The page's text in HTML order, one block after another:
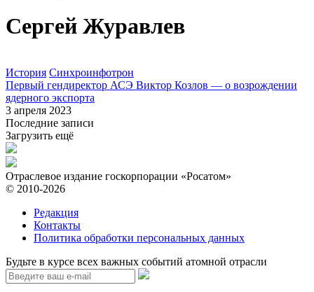
Сергей Журавлев
История Синхроинфотрон
Первый гендиректор АСЭ Виктор Козлов — о возрождении
ядерного экспорта
3 апреля 2023
Последние записи
Загрузить ещё
Отраслевое издание госкорпорации «Росатом»
© 2010-2026
Редакция
Контакты
Политика обработки персональных данных
Будьте в курсе всех важных событий атомной отрасли